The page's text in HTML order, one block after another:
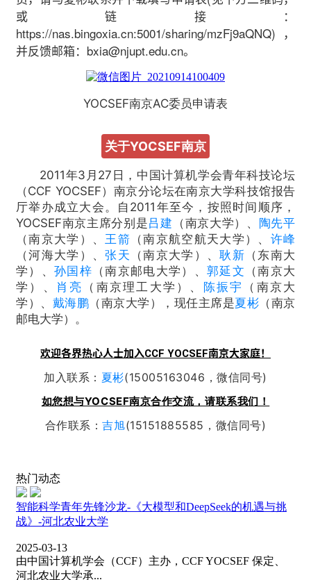
或链接：
https://nas.bingoxia.cn:5001/sharing/mzFj9aQNQ)，
并反馈邮箱：bxia@njupt.edu.cn。
YOCSEF南京AC委员申请表
关于YOCSEF南京
2011年3月27日，中国计算机学会青年科技论坛
（CCF YOCSEF）南京分论坛在南京大学科技馆报告
厅举办成立大会。自2011年至今，按照时间顺序，
YOCSEF南京主席分别是吕建 （南京大学）、
陶先平
（南京大学）、王箭 （南京航空航天大学）、 许峰
（河海大学）、张天 （南京大学）、耿新 （东南大
学）、 孙国梓 （南京邮电大学）、 郭延文 （南京大
学）、
肖亮 （南京理工大学）、 陈振宇
（南京大
学）、 戴海鹏 （南京大学），现任主席是夏彬 （南京
邮电大学）。
欢迎各界热心人士加入CCF YOCSEF南京大家庭！
加入联系： 夏彬(15005163046，微信同号)
如您想与YOCSEF南京合作交流，请联系我们！
合作联系：吉旭(15151885585，微信同号)
热门动态
智能科学青年先锋沙龙-《大模型和DeepSeek的机遇与挑
战》-河北农业大学
2025-03-13
由中国计算机学会（CCF）主办，CCF YOCSEF 保定、
河北农业大学承...